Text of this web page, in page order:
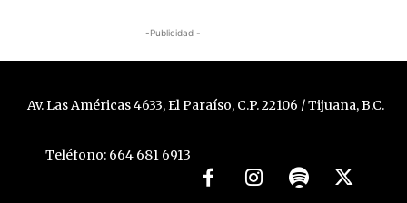
-Publicidad -
Av. Las Américas 4633, El Paraíso, C.P. 22106 / Tijuana, B.C.
Teléfono: 664 681 6913